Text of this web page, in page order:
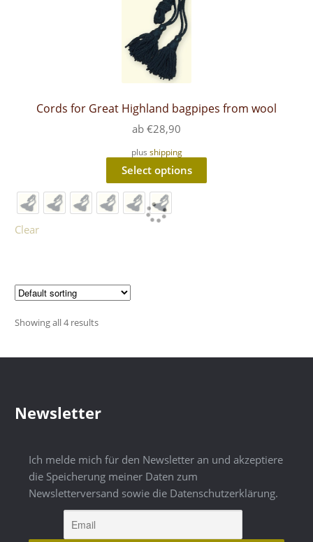
Cords for Great Highland bagpipes from wool
ab €28,90
plus shipping
Select options
This
Clear
Showing all 4 results
Newsletter
Ich melde mich für den Newsletter an und akzeptiere
die Speicherung meiner Daten zum
Newsletterversand sowie die Datenschutzerklärung.